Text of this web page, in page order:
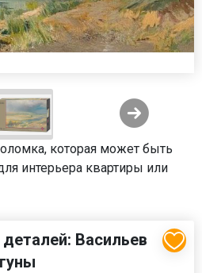
которая может быть
интерьера квартиры или
Васильев